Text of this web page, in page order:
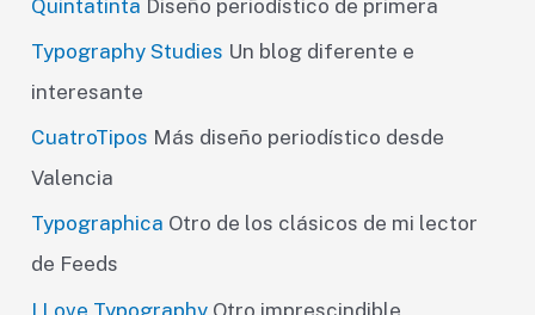
Quintatinta Diseño periodístico de primera
Typography Studies Un blog diferente e
interesante
CuatroTipos Más diseño periodístico desde
Valencia
Typographica Otro de los clásicos de mi lector
de Feeds
I Love Typography Otro imprescindible